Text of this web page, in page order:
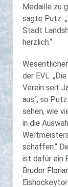
Medaille zu
sagte Putz.
Stadt
herzlich.“
der EVL:
Verein seit
aus“, so
sehen, wie
in die
schaffen.“
ist dafür ein
Bruder